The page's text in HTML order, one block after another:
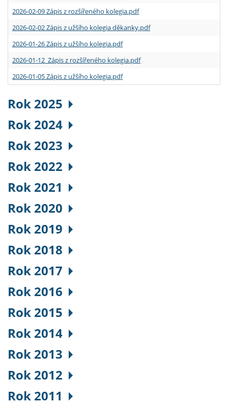
2026-02-09 Zápis z rozšířeného kolegia.pdf
2026-02-02 Zápis z užšího kolegia děkanky.pdf
2026-01-26 Zápis z užšího kolegia.pdf
2026-01-12 Zápis z rozšířeného kolegia.pdf
2026-01-05 Zápis z užšího kolegia.pdf
Rok 2025
Rok 2024
Rok 2023
Rok 2022
Rok 2021
Rok 2020
Rok 2019
Rok 2018
Rok 2017
Rok 2016
Rok 2015
Rok 2014
Rok 2013
Rok 2012
Rok 2011